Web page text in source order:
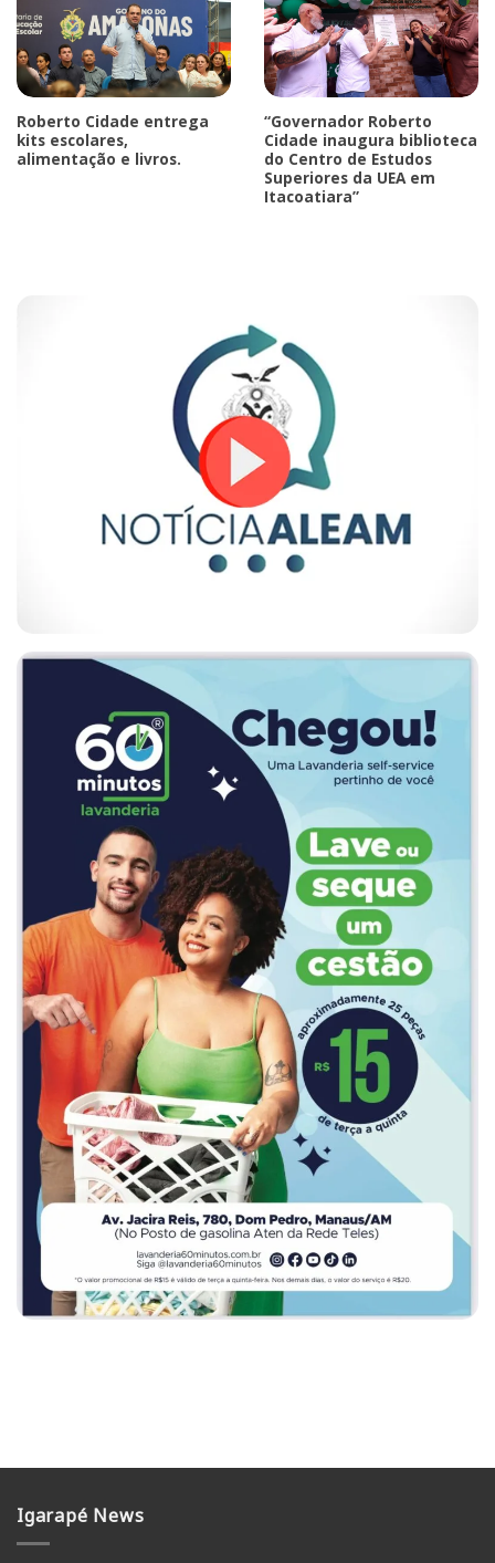
Roberto Cidade entrega
kits escolares,
alimentação e livros.
“Governador Roberto
Cidade inaugura biblioteca
do Centro de Estudos
Superiores da UEA em
Itacoatiara”
Igarapé News